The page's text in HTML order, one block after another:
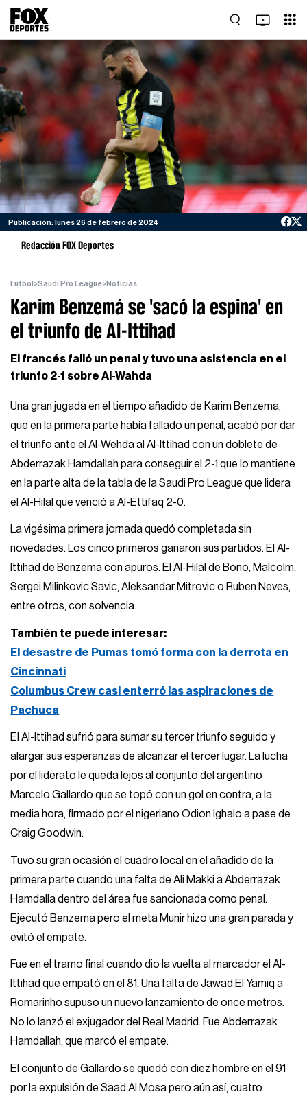
Publicación: lunes 26 de febrero de 2024
Redacción FOX Deportes
Futbol >Saudi Pro League>Noticias
Karim Benzemá se 'sacó la espina' en
el triunfo de Al-Ittihad
El francés falló un penal y tuvo una asistencia en el
triunfo 2-1 sobre Al-Wahda
Una gran jugada en el tiempo añadido de Karim Benzema,
que en la primera parte había fallado un penal, acabó por dar
el triunfo ante el Al-Wehda al Al-Ittihad con un doblete de
Abderrazak Hamdallah para conseguir el 2-1 que lo mantiene
en la parte alta de la tabla de la Saudi Pro League que lidera
el Al-Hilal que venció a Al-Ettifaq 2-0.
La vigésima primera jornada quedó completada sin
novedades. Los cinco primeros ganaron sus partidos. El Al-
Ittihad de Benzema con apuros. El Al-Hilal de Bono, Malcolm,
Sergei Milinkovic Savic, Aleksandar Mitrovic o Ruben Neves,
entre otros, con solvencia.
También te puede interesar:
El desastre de Pumas tomó forma con la derrota en
Cincinnati
Columbus Crew casi enterró las aspiraciones de
Pachuca
El Al-Ittihad sufrió para sumar su tercer triunfo seguido y
alargar sus esperanzas de alcanzar el tercer lugar. La lucha
por el liderato le queda lejos al conjunto del argentino
Marcelo Gallardo que se topó con un gol en contra, a la
media hora, firmado por el nigeriano Odion Ighalo a pase de
Craig Goodwin.
Tuvo su gran ocasión el cuadro local en el añadido de la
primera parte cuando una falta de Ali Makki a Abderrazak
Hamdalla dentro del área fue sancionada como penal.
Ejecutó Benzema pero el meta Munir hizo una gran parada y
evitó el empate.
Fue en el tramo final cuando dio la vuelta al marcador el Al-
Ittihad que empató en el 81. Una falta de Jawad El Yamiq a
Romarinho supuso un nuevo lanzamiento de once metros.
No lo lanzó el exjugador del Real Madrid. Fue Abderrazak
Hamdallah, que marcó el empate.
El conjunto de Gallardo se quedó con diez hombre en el 91
por la expulsión de Saad Al Mosa pero aún así, cuatro